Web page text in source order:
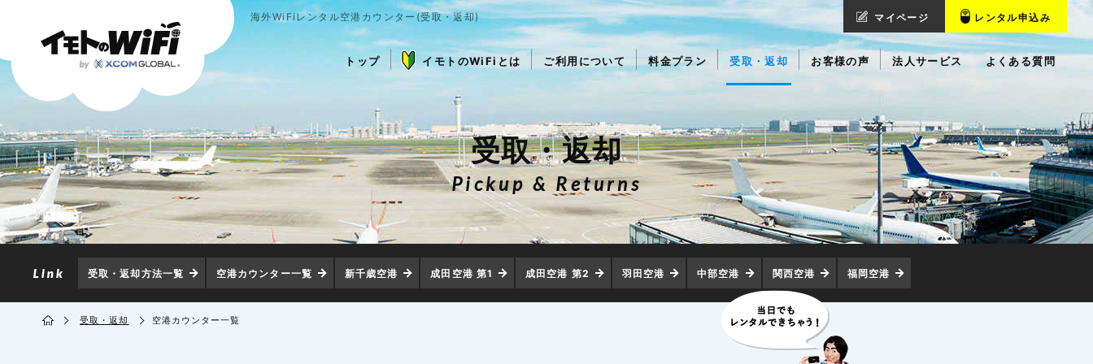
海外WiFiレンタル空港カウンター(受取・返却) マイページ レンタル申込み
トップ イモトのWiFiとは ご利用について 料金プラン 受取・返却 お客様の声 法人サービス よくある質問
受取・返却
Pickup & Returns
受取・返却方法一覧 空港カウンター一覧 新千歳空港 成田空港 第1 成田空港 第2 羽田空港 中部空港 関西空港 福岡空港
受取・返却 空港カウンター一覧